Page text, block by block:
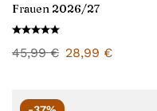
Frauen 2026/27
45,99€ 28,99 €